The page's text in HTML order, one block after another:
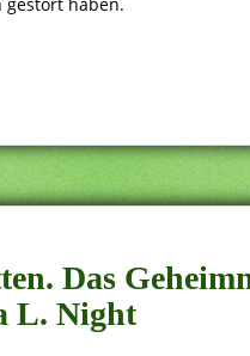
Das
L. Night